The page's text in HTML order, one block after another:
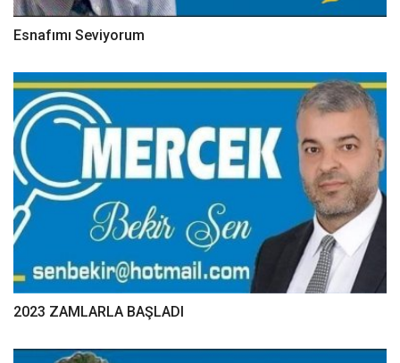
Esnafımı Seviyorum
2023 ZAMLARLA BAŞLADI